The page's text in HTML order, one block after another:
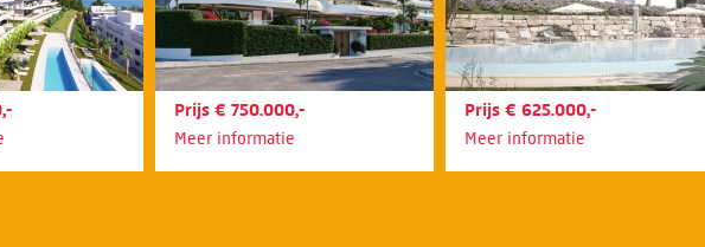
Prijs € 750.000,-
Meer informatie
Prijs € 625.000,-
Meer informatie